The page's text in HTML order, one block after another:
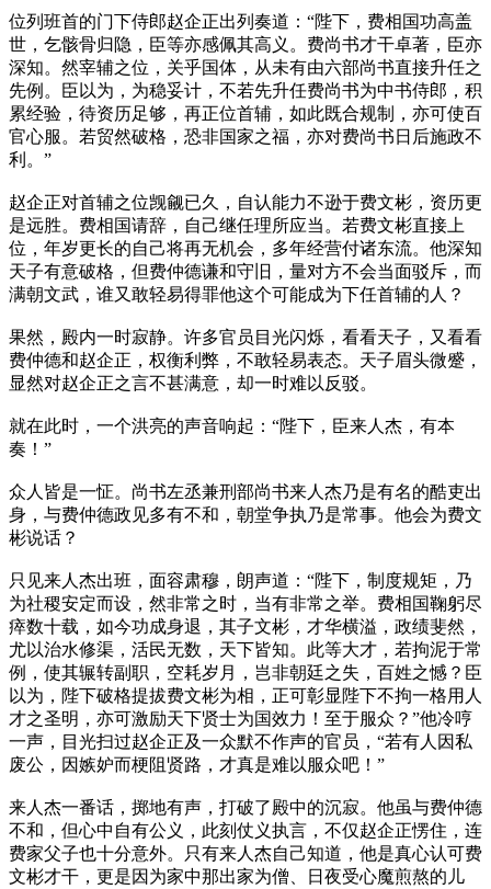
位列班首的门下侍郎赵企正出列奏道：“陛下，费相国功高盖
世，乞骸骨归隐，臣等亦感佩其高义。费尚书才干卓著，臣亦
深知。然宰辅之位，关乎国体，从未有由六部尚书直接升任之
先例。臣以为，为稳妥计，不若先升任费尚书为中书侍郎，积
累经验，待资历足够，再正位首辅，如此既合规制，亦可使百
官心服。若贸然破格，恐非国家之福，亦对费尚书日后施政不
利。”
赵企正对首辅之位觊觎已久，自认能力不逊于费文彬，资历更
是远胜。费相国请辞，自己继任理所应当。若费文彬直接上
位，年岁更长的自己将再无机会，多年经营付诸东流。他深知
天子有意破格，但费仲德谦和守旧，量对方不会当面驳斥，而
满朝文武，谁又敢轻易得罪他这个可能成为下任首辅的人？
果然，殿内一时寂静。许多官员目光闪烁，看看天子，又看看
费仲德和赵企正，权衡利弊，不敢轻易表态。天子眉头微蹙，
显然对赵企正之言不甚满意，却一时难以反驳。
就在此时，一个洪亮的声音响起：“陛下，臣来人杰，有本
奏！”
众人皆是一怔。尚书左丞兼刑部尚书来人杰乃是有名的酷吏出
身，与费仲德政见多有不和，朝堂争执乃是常事。他会为费文
彬说话？
只见来人杰出班，面容肃穆，朗声道：“陛下，制度规矩，乃
为社稷安定而设，然非常之时，当有非常之举。费相国鞠躬尽
瘁数十载，如今功成身退，其子文彬，才华横溢，政绩斐然，
尤以治水修渠，活民无数，天下皆知。此等大才，若拘泥于常
例，使其辗转副职，空耗岁月，岂非朝廷之失，百姓之憾？臣
以为，陛下破格提拔费文彬为相，正可彰显陛下不拘一格用人
才之圣明，亦可激励天下贤士为国效力！至于服众？”他冷哼
一声，目光扫过赵企正及一众默不作声的官员，“若有人因私
废公，因嫉妒而梗阻贤路，才真是难以服众吧！”
来人杰一番话，掷地有声，打破了殿中的沉寂。他虽与费仲德
不和，但心中自有公义，此刻仗义执言，不仅赵企正愣住，连
费家父子也十分意外。只有来人杰自己知道，他是真心认可费
文彬才干，更是因为家中那出家为僧、日夜受心魔煎熬的儿